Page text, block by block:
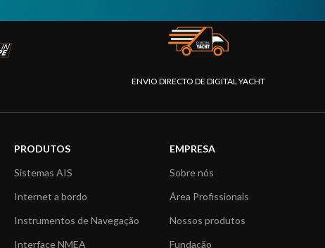
ENVIO DIRECTO DE DIGITAL YACHT
PRODUTOS
Sistemas AIS
Internet a bordo
Instrumentos de Navegação
Interface NMEA
EMPRESA
Sobre nós
Área Profissionais
Nossos produtos
Fundação